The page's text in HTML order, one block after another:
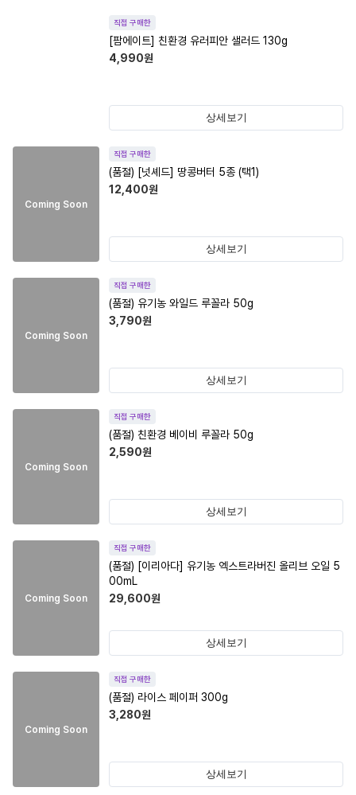
직접 구매한
[팜에이트] 친환경 유러피안 샐러드 130g
4,990원
상세보기
Coming Soon
직접 구매한
(품절) [넛셰드] 땅콩버터 5종 (택1)
12,400원
상세보기
Coming Soon
직접 구매한
(품절) 유기농 와일드 루꼴라 50g
3,790원
상세보기
Coming Soon
직접 구매한
(품절) 친환경 베이비 루꼴라 50g
2,590원
상세보기
Coming Soon
직접 구매한
(품절) [이리아다] 유기농 엑스트라버진 올리브 오일 5
00mL
29,600원
상세보기
Coming Soon
직접 구매한
(품절) 라이스 페이퍼 300g
3,280원
상세보기